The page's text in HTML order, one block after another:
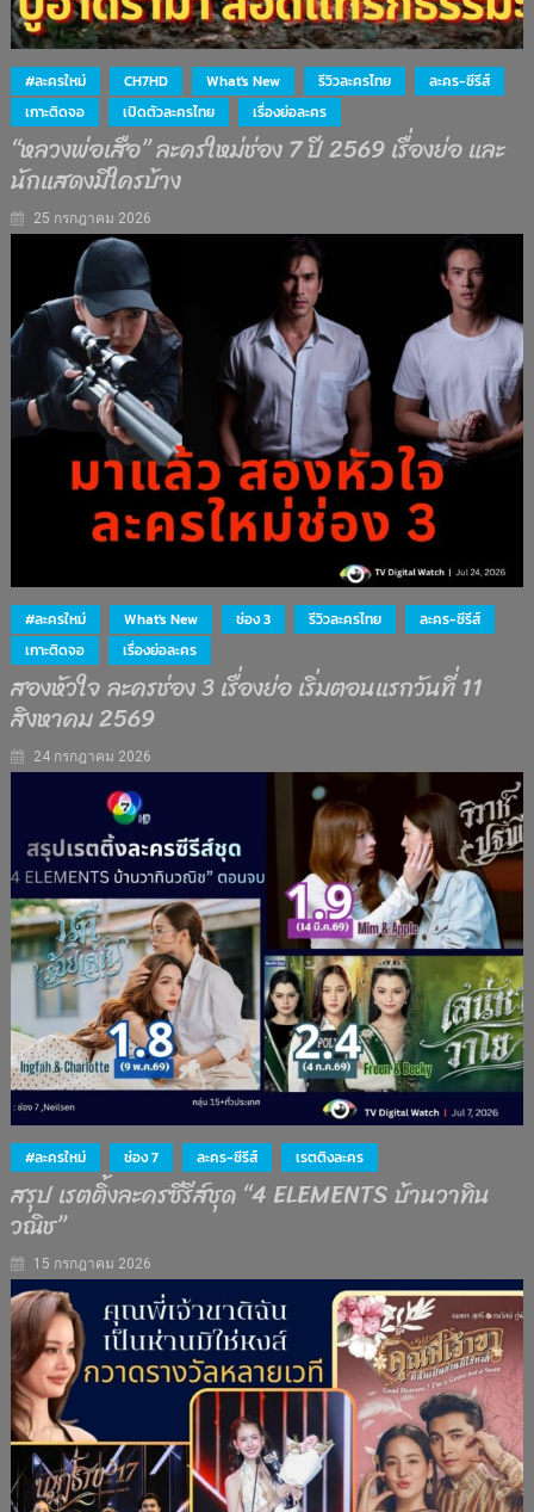
#ละครใหม่ CH7HD What's New รีวิวละครไทย
ละคร-ซีรีส์
เกาะติดจอ
เปิดตัวละครไทย เรื่องย่อละคร
“หลวงพ่อเสือ” ละครใหม่ช่อง 7 ปี 2569 เรื่องย่อ และ
นักแสดงมีใครบ้าง
25 กรกฎาคม 2026
#ละครใหม่ What's New ช่อง 3 รีวิวละครไทย
ละคร-ซีรีส์
เกาะติดจอ
เรื่องย่อละคร
สองหัวใจ ละครช่อง 3 เรื่องย่อ เริ่มตอนแรกวันที่ 11
สิงหาคม 2569
24 กรกฎาคม 2026
#ละครใหม่ ช่อง 7 ละคร-ซีรีส์ เรตติงละคร
สรุป เรตติ้งละครซีรีส์ชุด “4 ELEMENTS บ้านวาทิน
วณิช”
15 กรกฎาคม 2026